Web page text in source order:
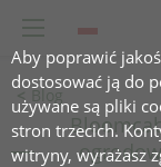
Aby poprawić
dostosować ją do
używane są pliki
stron trzecich.
witryny, wyrażasz
Blog